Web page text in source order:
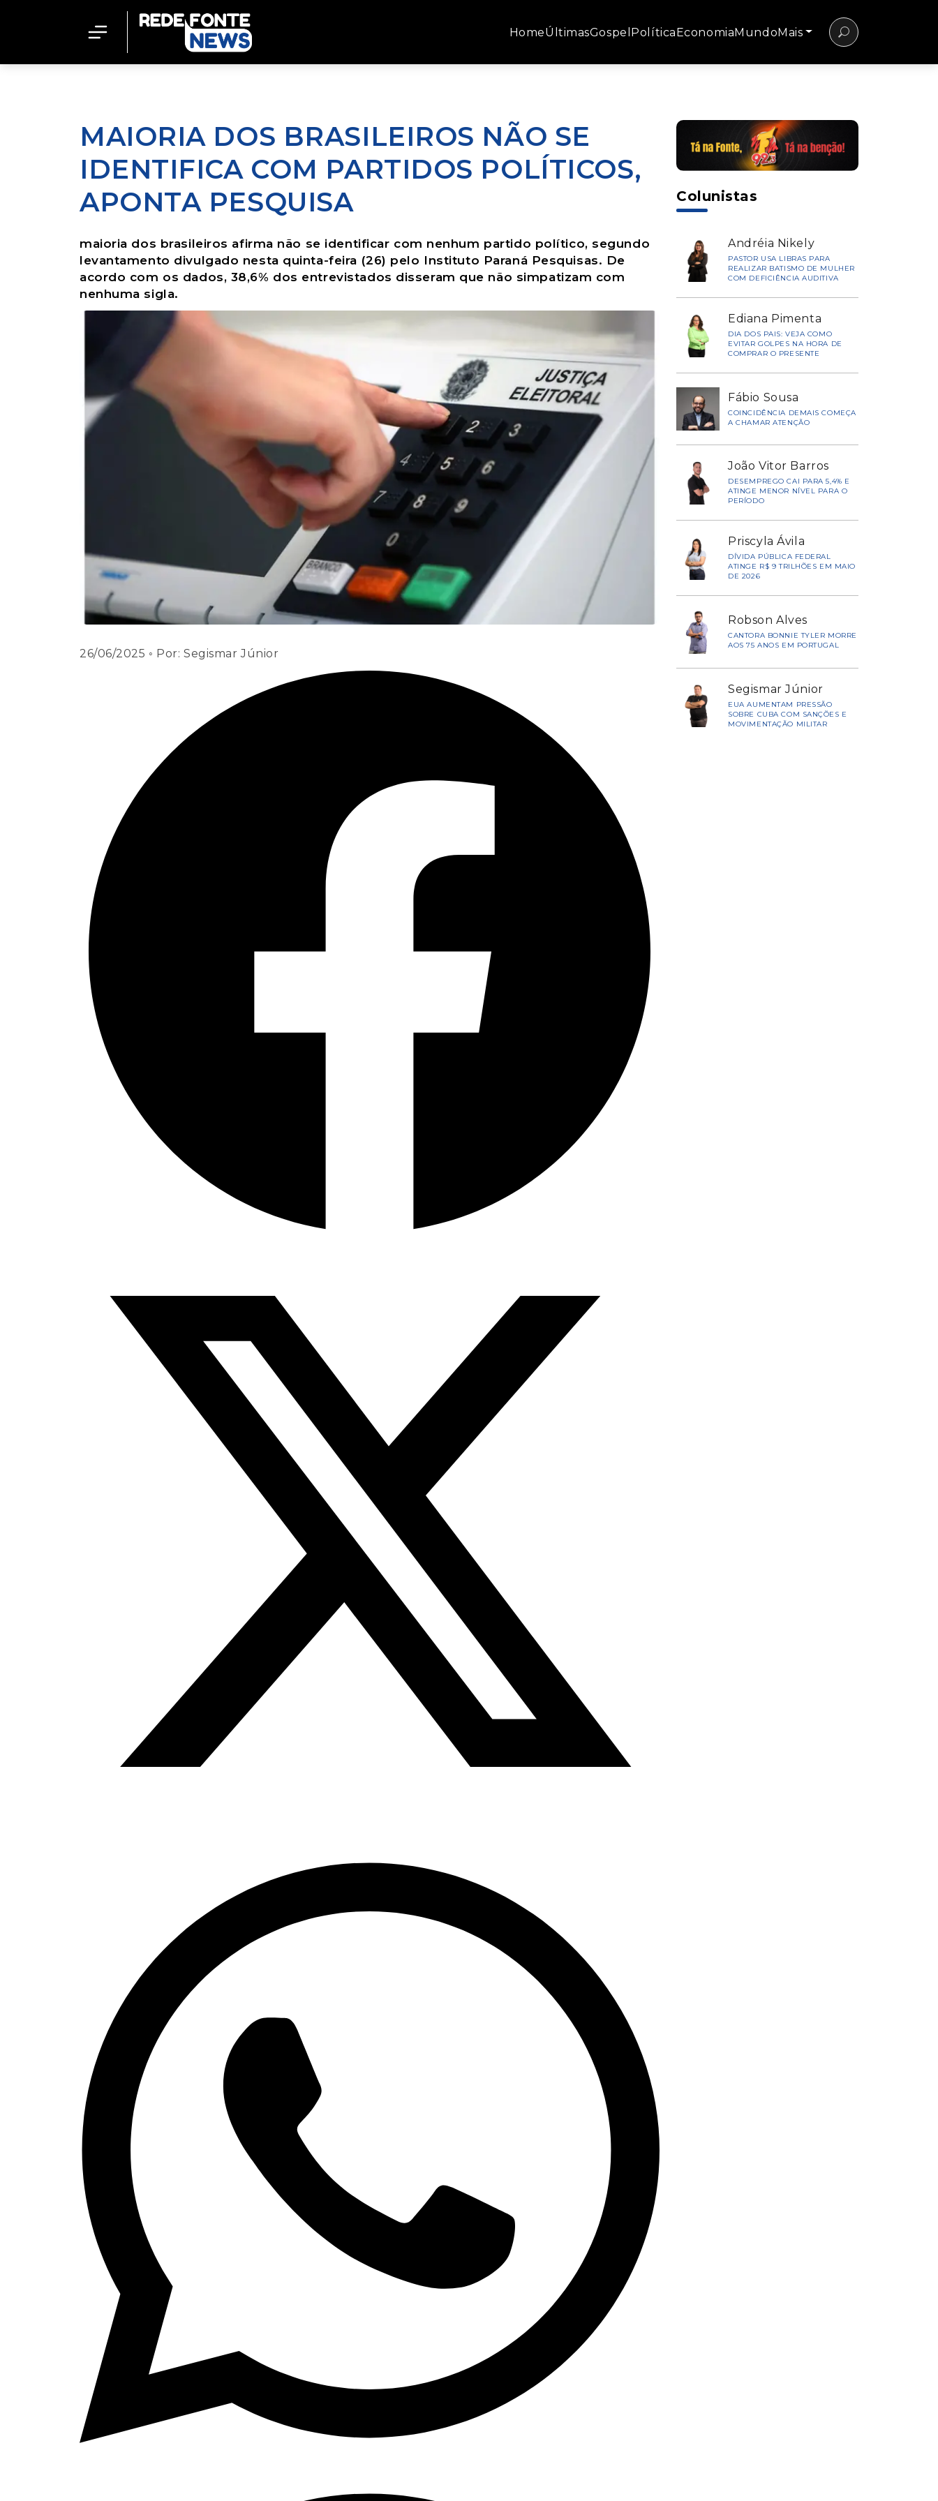
HomeÚltimasGospel PolíticaEconomiaMundoMais
MAIORIA DOS BRASILEIROS NÃO SE
IDENTIFICA COM PARTIDOS POLÍTICOS,
APONTA PESQUISA
maioria dos brasileiros afirma não se identificar com nenhum partido político, segundo
levantamento divulgado nesta quinta-feira (26) pelo Instituto Paraná Pesquisas. De
acordo com os dados, 38,6% dos entrevistados disseram que não simpatizam com
nenhuma sigla.
26/06/2025 ◦ Por:Segismar Júnior
Colunistas
Andréia Nikely
PASTOR USA LIBRAS PARA
REALIZAR BATISMO DE MULHER
COM DEFICIÊNCIA AUDITIVA
Ediana Pimenta
DIA DOS PAIS: VEJA COMO
EVITAR GOLPES NA HORA DE
COMPRAR O PRESENTE
Fábio Sousa
COINCIDÊNCIA DEMAIS COMEÇA
A CHAMAR ATENÇÃO
João Vitor Barros
DESEMPREGO CAI PARA 5,4% E
ATINGE MENOR NÍVEL PARA O
PERÍODO
Priscyla Ávila
DÍVIDA PÚBLICA FEDERAL
ATINGE R$ 9 TRILHÕES EM MAIO
DE 2026
Robson Alves
CANTORA BONNIE TYLER MORRE
AOS 75 ANOS EM PORTUGAL
Segismar Júnior
EUA AUMENTAM PRESSÃO
SOBRE CUBA COM SANÇÕES E
MOVIMENTAÇÃO MILITAR